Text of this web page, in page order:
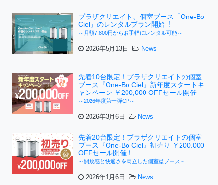
プラザクリエイト、個室ブース「One-Bo
Ciel」のレンタルプラン開始︕
～月額7,800円からお手軽にレンタル可能～
2026年5月13日 News
先着10台限定！プラザクリエイトの個室
ブース『One-Bo Ciel』新年度スタートキ
ャンペーン ￥200,000 OFFセール開催！
～2026年度第一弾CP～
2026年3月6日 News
先着20台限定！プラザクリエイトの個室
ブース『One-Bo Ciel』初売り ￥200,000
OFFセール開催！
～開放感と快適さを両立した個室型ブース～
2026年1月6日 News